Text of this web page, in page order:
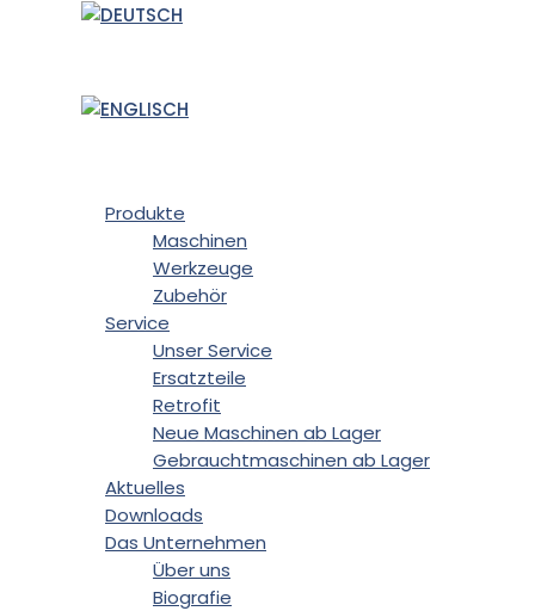
Produkte
Maschinen
Werkzeuge
Zubehör
Service
Unser Service
Ersatzteile
Retrofit
Neue Maschinen ab Lager
Gebrauchtmaschinen ab Lager
Aktuelles
Downloads
Das Unternehmen
Über uns
Biografie